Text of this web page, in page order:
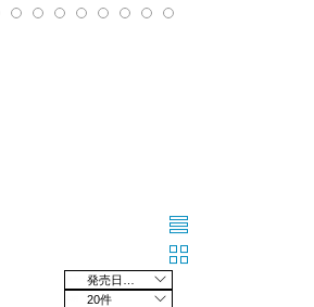
20件